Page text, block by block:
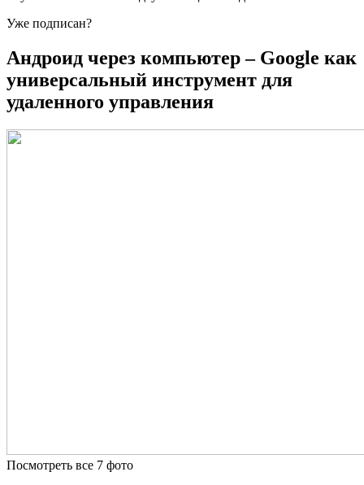
Уже подписан?
Андроид через компьютер – Google как
универсальный инструмент для
удаленного управления
Посмотреть все 7 фото